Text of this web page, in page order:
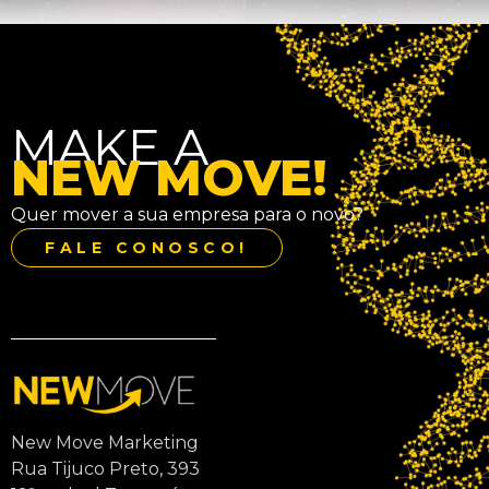
MAKE A
NEW MOVE!
Quer mover a sua empresa para o novo?
FALE CONOSCO!
New Move Marketing
Rua Tijuco Preto, 393